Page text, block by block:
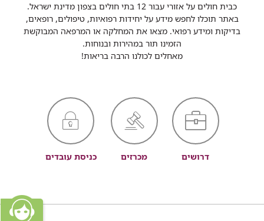
כבית חולים על אזורי עבור 12 בתי חולים בצפון מדינת ישראל.
באתר תוכלו לחפש מידע על יחידות רפואיות, טיפולים, רופאים,
בדיקות ומידע רפואי. מצאו את המחלקה או המרפאה המבוקשת
הזמינו תור במהירות ובנוחות.
מאחלים לכולנו הרבה בריאות!
דרושים מכרזים כניסת עובדים